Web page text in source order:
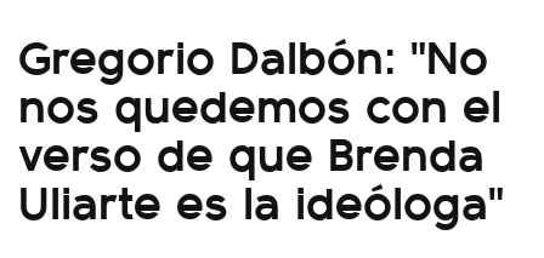
Gregorio Dalbón: "No
nos quedemos con el
verso de que Brenda
Uliarte es la ideóloga"